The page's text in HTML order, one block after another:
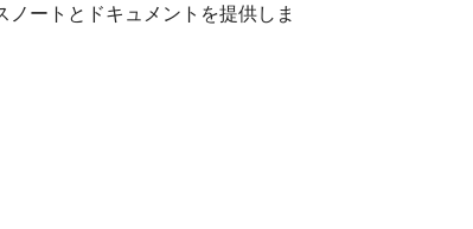
ノートとドキュメントを提供しま